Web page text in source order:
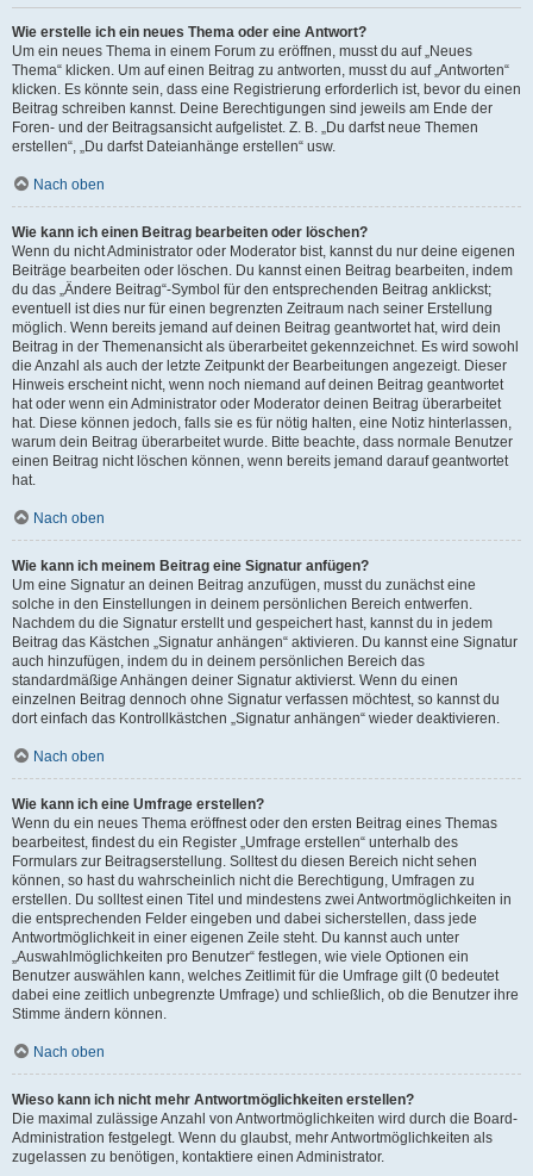
Wie erstelle ich ein neues Thema oder eine Antwort?
Um ein neues Thema in einem Forum zu eröffnen, musst du auf „Neues
Thema“ klicken. Um auf einen Beitrag zu antworten, musst du auf „Antworten“
klicken. Es könnte sein, dass eine Registrierung erforderlich ist, bevor du einen
Beitrag schreiben kannst. Deine Berechtigungen sind jeweils am Ende der
Foren- und der Beitragsansicht aufgelistet. Z. B. „Du darfst neue Themen
erstellen“, „Du darfst Dateianhänge erstellen“ usw.
Nach oben
Wie kann ich einen Beitrag bearbeiten oder löschen?
Wenn du nicht Administrator oder Moderator bist, kannst du nur deine eigenen
Beiträge bearbeiten oder löschen. Du kannst einen Beitrag bearbeiten, indem
du das „Ändere Beitrag“-Symbol für den entsprechenden Beitrag anklickst;
eventuell ist dies nur für einen begrenzten Zeitraum nach seiner Erstellung
möglich. Wenn bereits jemand auf deinen Beitrag geantwortet hat, wird dein
Beitrag in der Themenansicht als überarbeitet gekennzeichnet. Es wird sowohl
die Anzahl als auch der letzte Zeitpunkt der Bearbeitungen angezeigt. Dieser
Hinweis erscheint nicht, wenn noch niemand auf deinen Beitrag geantwortet
hat oder wenn ein Administrator oder Moderator deinen Beitrag überarbeitet
hat. Diese können jedoch, falls sie es für nötig halten, eine Notiz hinterlassen,
warum dein Beitrag überarbeitet wurde. Bitte beachte, dass normale Benutzer
einen Beitrag nicht löschen können, wenn bereits jemand darauf geantwortet
hat.
Nach oben
Wie kann ich meinem Beitrag eine Signatur anfügen?
Um eine Signatur an deinen Beitrag anzufügen, musst du zunächst eine
solche in den Einstellungen in deinem persönlichen Bereich entwerfen.
Nachdem du die Signatur erstellt und gespeichert hast, kannst du in jedem
Beitrag das Kästchen „Signatur anhängen“ aktivieren. Du kannst eine Signatur
auch hinzufügen, indem du in deinem persönlichen Bereich das
standardmäßige Anhängen deiner Signatur aktivierst. Wenn du einen
einzelnen Beitrag dennoch ohne Signatur verfassen möchtest, so kannst du
dort einfach das Kontrollkästchen „Signatur anhängen“ wieder deaktivieren.
Nach oben
Wie kann ich eine Umfrage erstellen?
Wenn du ein neues Thema eröffnest oder den ersten Beitrag eines Themas
bearbeitest, findest du ein Register „Umfrage erstellen“ unterhalb des
Formulars zur Beitragserstellung. Solltest du diesen Bereich nicht sehen
können, so hast du wahrscheinlich nicht die Berechtigung, Umfragen zu
erstellen. Du solltest einen Titel und mindestens zwei Antwortmöglichkeiten in
die entsprechenden Felder eingeben und dabei sicherstellen, dass jede
Antwortmöglichkeit in einer eigenen Zeile steht. Du kannst auch unter
„Auswahlmöglichkeiten pro Benutzer“ festlegen, wie viele Optionen ein
Benutzer auswählen kann, welches Zeitlimit für die Umfrage gilt (0 bedeutet
dabei eine zeitlich unbegrenzte Umfrage) und schließlich, ob die Benutzer ihre
Stimme ändern können.
Nach oben
Wieso kann ich nicht mehr Antwortmöglichkeiten erstellen?
Die maximal zulässige Anzahl von Antwortmöglichkeiten wird durch die Board-
Administration festgelegt. Wenn du glaubst, mehr Antwortmöglichkeiten als
zugelassen zu benötigen, kontaktiere einen Administrator.